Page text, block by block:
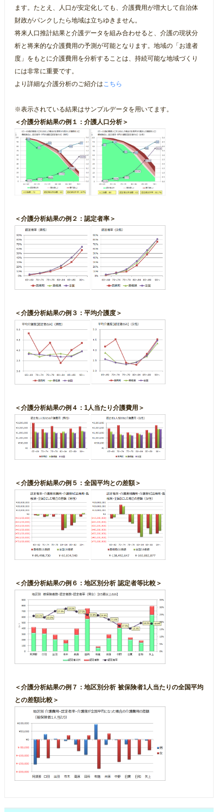
ます。たとえ、人口が安定化しても、介護費用が増大して自治体
財政がパンクしたら地域は立ちゆきません。
将来人口推計結果と介護データを組み合わせると、介護の現状分
析と将来的な介護費用の予測が可能となります。地域の「お達者
度」をもとに介護費用を分析することは、持続可能な地域づくり
には非常に重要です。
より詳細な介護分析のご紹介は こちら
※表示されている結果はサンプルデータを用いてます。
＜介護分析結果の例１：介護人口分析＞
＜介護分析結果の例２：認定者率＞
＜介護分析結果の例３：平均介護度＞
＜介護分析結果の例４：1人当たり介護費用＞
＜介護分析結果の例５：全国平均との差額＞
＜介護分析結果の例６：地区別分析 認定者等比較＞
＜介護分析結果の例７：地区別分析 被保険者1人当たりの全国平均
との差額比較＞